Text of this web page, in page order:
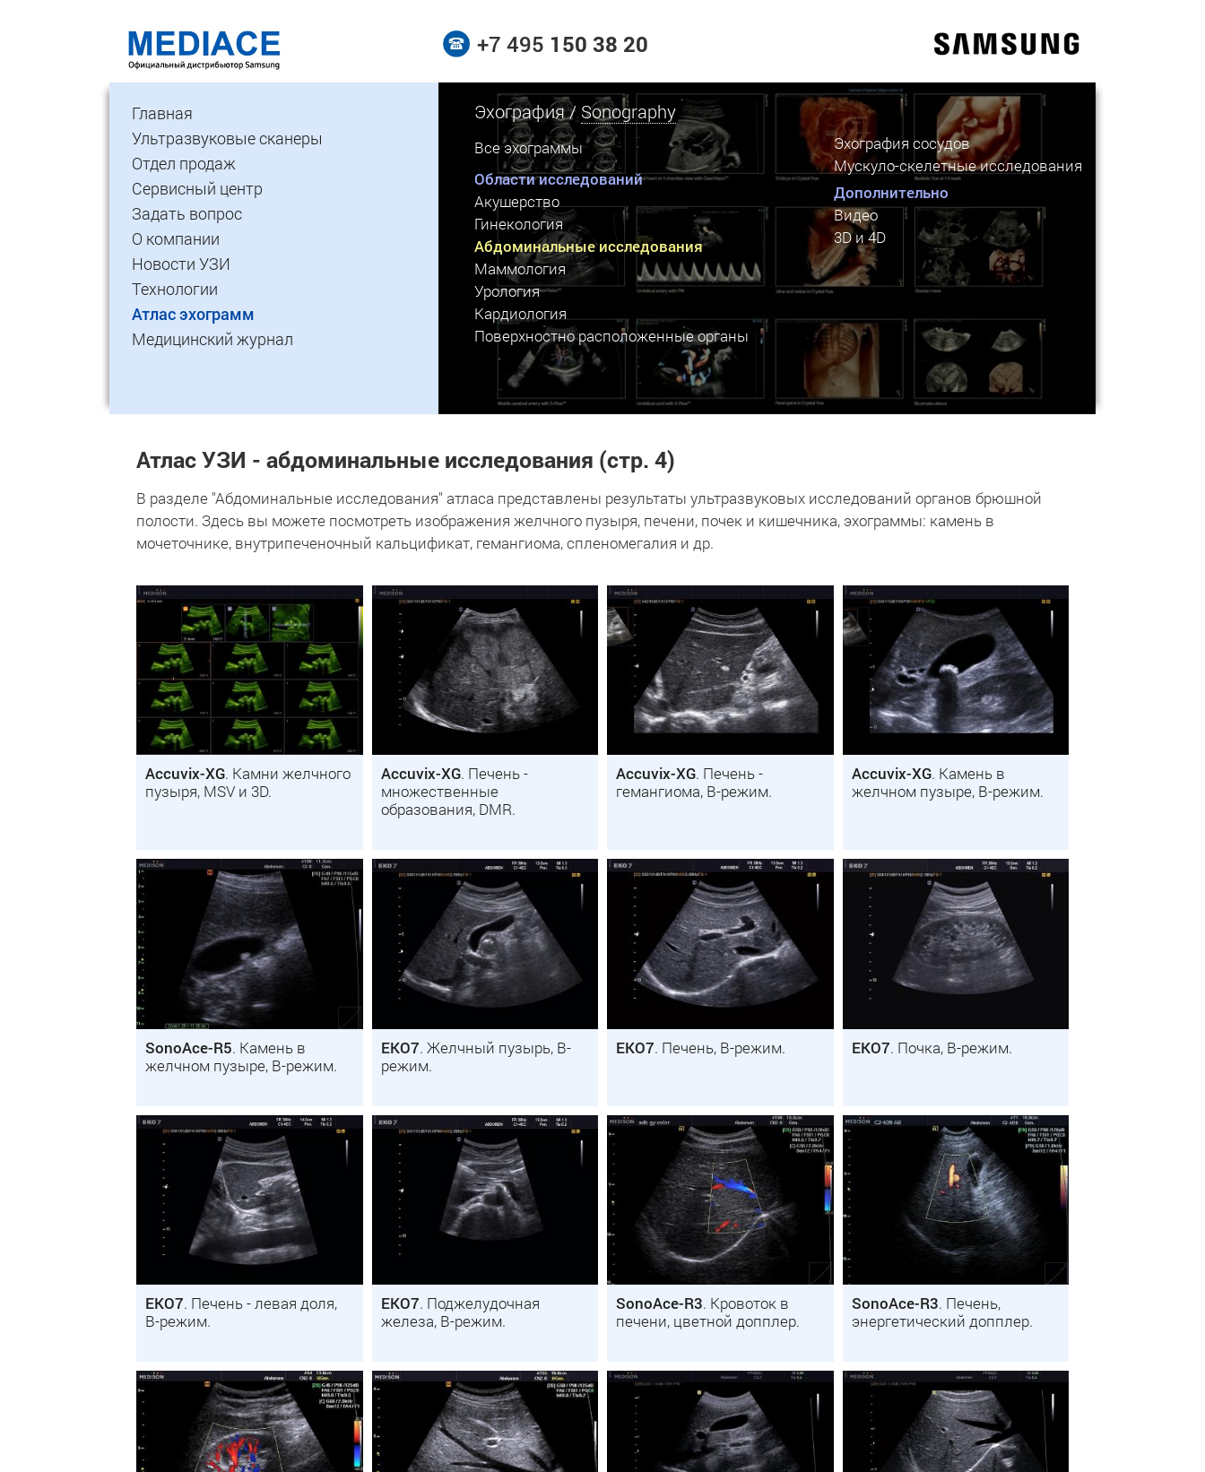
+7 495 150 38 20
Главная
Ультразвуковые сканеры
Отдел продаж
Сервисный центр
Задать вопрос
О компании
Новости УЗИ
Технологии
Атлас эхограмм
Медицинский журнал
Эхография /Sonography
Все эхограммы
Области исследований
Акушерство
Гинекология
Абдоминальные исследования
Маммология
Урология
Кардиология
Поверхностно расположенные органы
Эхография сосудов
Мускуло-скелетные исследования
Дополнительно
Видео
3D и 4D
Атлас УЗИ - абдоминальные исследования (стр. 4)
В разделе "Абдоминальные исследования" атласа представлены результаты ультразвуковых исследований органов брюшной
полости. Здесь вы можете посмотреть изображения желчного пузыря, печени, почек и кишечника, эхограммы: камень в
мочеточнике, внутрипеченочный кальцификат, гемангиома, спленомегалия и др.
Accuvix-XG. Камни желчного
пузыря, MSV и 3D.
Accuvix-XG. Печень -
множественные
образования, DMR.
Accuvix-XG. Печень -
гемангиома, B-режим.
Accuvix-XG. Камень в
желчном пузыре, B-режим.
SonoAce-R5. Камень в
желчном пузыре, B-режим.
EKO7. Желчный пузырь, B-
режим.
EKO7. Печень, B-режим. EKO7. Почка, B-режим.
EKO7. Печень - левая доля,
B-режим.
EKO7. Поджелудочная
железа, B-режим.
SonoAce-R3. Кровоток в
печени, цветной допплер.
SonoAce-R3. Печень,
энергетический допплер.